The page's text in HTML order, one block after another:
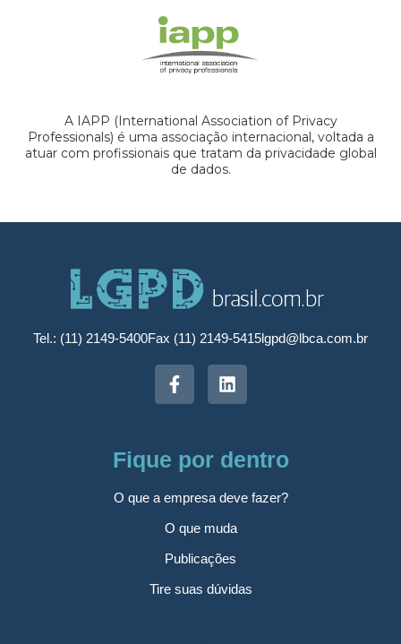
A IAPP (International Association of Privacy
Professionals) é uma associação internacional, voltada a
atuar com profissionais que tratam da privacidade global
de dados.
Tel.: (11) 2149-5400Fax (11) 2149-5415lgpd@lbca.com.br
Fique por dentro
O que a empresa deve fazer?
O que muda
Publicações
Tire suas dúvidas